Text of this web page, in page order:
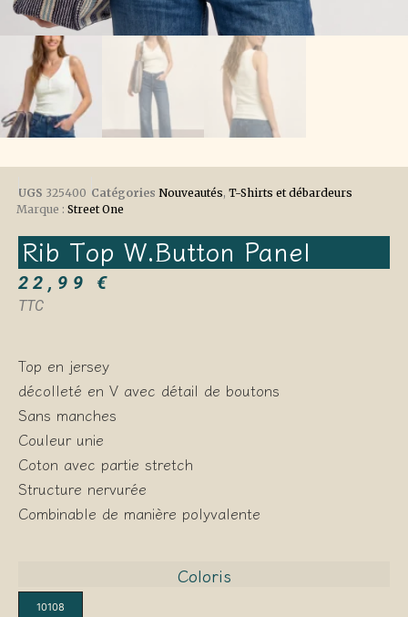
UGS 325400 Catégories Nouveautés, T-Shirts et débardeurs
Marque : Street One
Rib Top W.button Panel
22,99€
TTC
Top en jersey
décolleté en V avec détail de boutons
Sans manches
Couleur unie
Coton avec partie stretch
Structure nervurée
Combinable de manière polyvalente
Coloris
10108